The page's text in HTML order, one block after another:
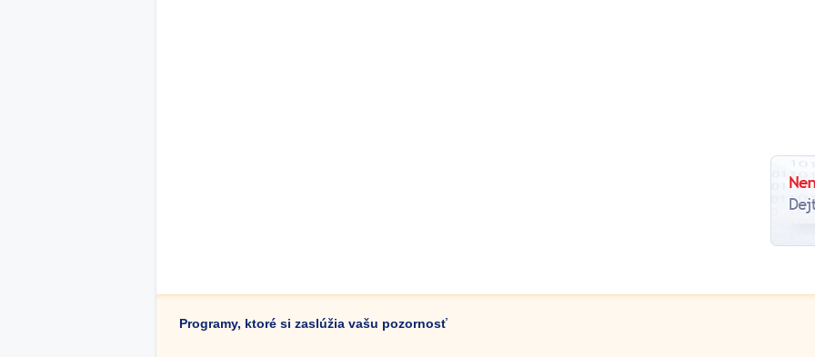
Programy, ktoré si zaslúžia vašu pozornosť